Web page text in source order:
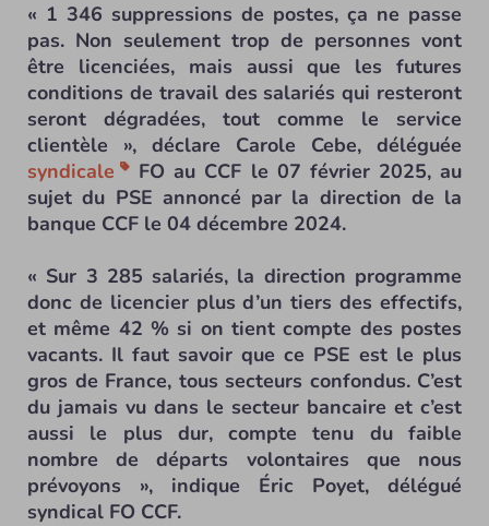
« 1 346 suppressions de postes, ça ne passe
pas. Non seulement trop de personnes vont
être licenciées, mais aussi que les futures
conditions de travail des salariés qui resteront
seront dégradées, tout comme le service
clientèle », déclare Carole Cebe, déléguée
syndicale
FO au CCF le 07 février 2025, au
sujet du PSE annoncé par la direction de la
banque CCF le 04 décembre 2024.
« Sur 3 285 salariés, la direction programme
donc de licencier plus d’un tiers des effectifs,
et même 42 % si on tient compte des postes
vacants. Il faut savoir que ce PSE est le plus
gros de France, tous secteurs confondus. C’est
du jamais vu dans le secteur bancaire et c’est
aussi le plus dur, compte tenu du faible
nombre de départs volontaires que nous
prévoyons », indique Éric Poyet, délégué
syndical FO CCF.